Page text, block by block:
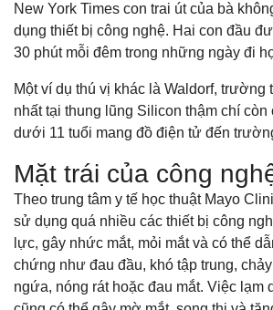
New York Times con trai út của bà
dụng thiết bị công nghệ. Hai con đầu
30 phút mỗi đêm trong những ngày đi
Một ví dụ thú vị khác là Waldorf, trường
nhất tại thung lũng Silicon thậm chí còn
dưới 11 tuổi mang đồ điện tử đến
Mặt trái của công
Theo trung tâm y tế học thuật Mayo
sử dụng quá nhiều các thiết bị công
lực, gây nhức mắt, mỏi mắt và có thể
chứng như đau đầu, khó tập trung,
ngứa, nóng rát hoặc đau mắt. Việc lạm